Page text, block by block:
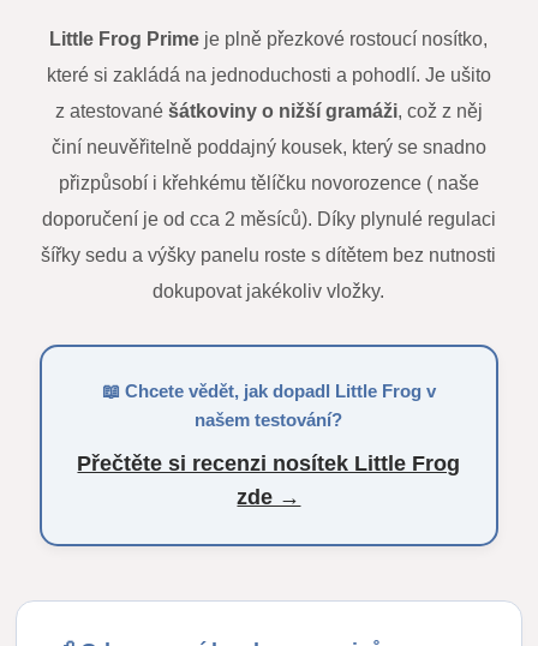
Little Frog Prime je plně přezkové rostoucí nosítko,
které si zakládá na jednoduchosti a pohodlí. Je ušito
z atestované šátkoviny o nižší gramáži, což z něj
činí neuvěřitelně poddajný kousek, který se snadno
přizpůsobí i křehkému tělíčku novorozence ( naše
doporučení je od cca 2 měsíců). Díky plynulé regulaci
šířky sedu a výšky panelu roste s dítětem bez nutnosti
dokupovat jakékoliv vložky.
📖 Chcete vědět, jak dopadl Little Frog v
našem testování?
Přečtěte si recenzi nosítek Little Frog
zde →